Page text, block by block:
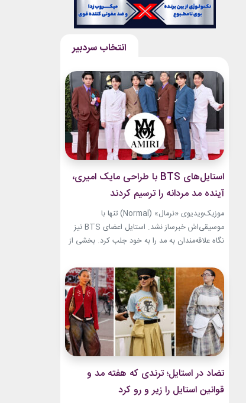
استایل‌های BTS با طراحی مایک امیری،
آینده مد مردانه را ترسیم کردند
موزیک‌ویدیوی «نرمال» (Normal) تنها با
موسیقی‌اش خبرساز نشد. استایل اعضای BTS نیز
نگاه علاقه‌مندان به مد را به خود جلب کرد. بخشی از
به طراح آمریکاییِ ایرانی‌تبار، مایک امیری، انتخاب
شده بود. جسارت در استایل‌های امیری BTS همان
ویژگی مشترکی است که در تمام این اوت‌فیت‌ها
دیده...
تضاد در استایل؛ ترندی که هفته مد و
قوانین استایل را زیر و رو کرد